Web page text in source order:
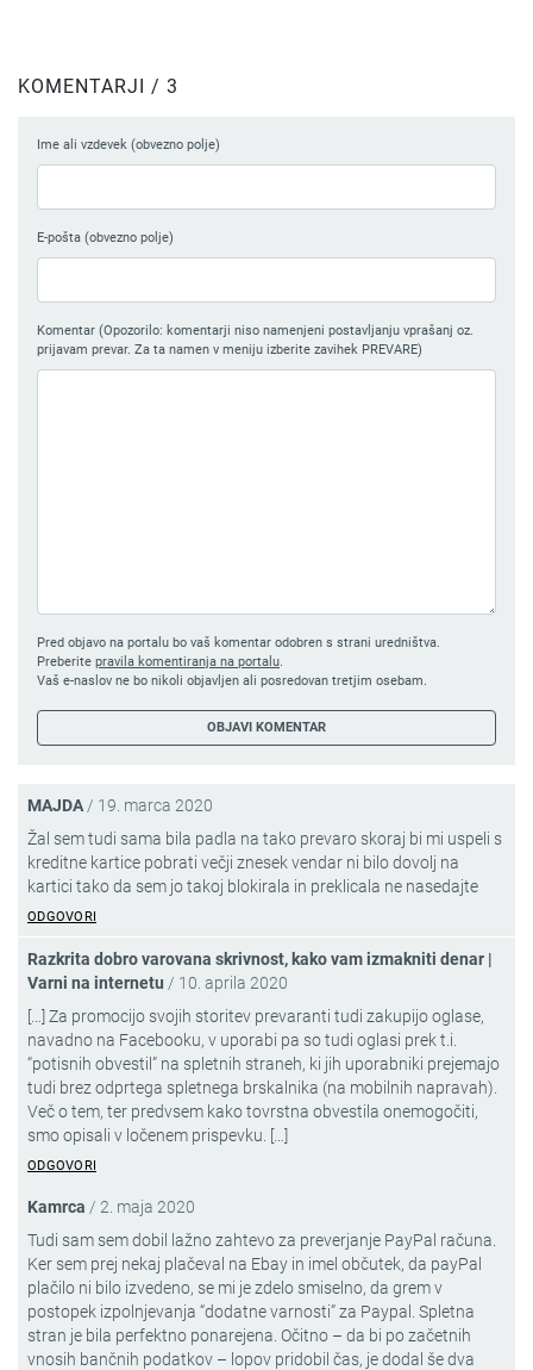
KOMENTARJI / 3
Ime ali vzdevek (obvezno polje)
E-pošta (obvezno polje)
Komentar (Opozorilo: komentarji niso namenjeni postavljanju vprašanj oz.
prijavam prevar. Za ta namen v meniju izberite zavihek PREVARE)
Pred objavo na portalu bo vaš komentar odobren s strani uredništva.
Preberite pravila komentiranja na portalu.
Vaš e-naslov ne bo nikoli objavljen ali posredovan tretjim osebam.
MAJDA / 19. marca 2020
Žal sem tudi sama bila padla na tako prevaro skoraj bi mi uspeli s
kreditne kartice pobrati večji znesek vendar ni bilo dovolj na
kartici tako da sem jo takoj blokirala in preklicala ne nasedajte
ODGOVORI
Razkrita dobro varovana skrivnost, kako vam izmakniti denar |
Varni na internetu / 10. aprila 2020
[…] Za promocijo svojih storitev prevaranti tudi zakupijo oglase,
navadno na Facebooku, v uporabi pa so tudi oglasi prek t.i.
“potisnih obvestil” na spletnih straneh, ki jih uporabniki prejemajo
tudi brez odprtega spletnega brskalnika (na mobilnih napravah).
Več o tem, ter predvsem kako tovrstna obvestila onemogočiti,
smo opisali v ločenem prispevku. […]
ODGOVORI
Kamrca / 2. maja 2020
Tudi sam sem dobil lažno zahtevo za preverjanje PayPal računa.
Ker sem prej nekaj plačeval na Ebay in imel občutek, da payPal
plačilo ni bilo izvedeno, se mi je zdelo smiselno, da grem v
postopek izpolnjevanja “dodatne varnosti” za Paypal. Spletna
stran je bila perfektno ponarejena. Očitno – da bi po začetnih
vnosih bančnih podatkov – lopov pridobil čas, je dodal še dva